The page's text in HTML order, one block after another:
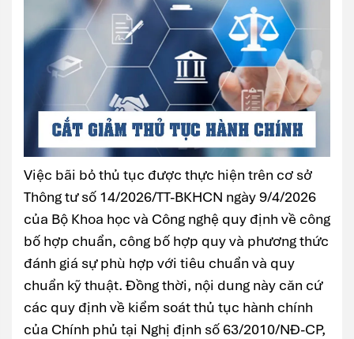
Việc bãi bỏ thủ tục được thực hiện trên cơ sở
Thông tư số 14/2026/TT-BKHCN ngày 9/4/2026
của Bộ Khoa học và Công nghệ quy định về công
bố hợp chuẩn, công bố hợp quy và phương thức
đánh giá sự phù hợp với tiêu chuẩn và quy
chuẩn kỹ thuật. Đồng thời, nội dung này căn cứ
các quy định về kiểm soát thủ tục hành chính
của Chính phủ tại Nghị định số 63/2010/NĐ-CP,